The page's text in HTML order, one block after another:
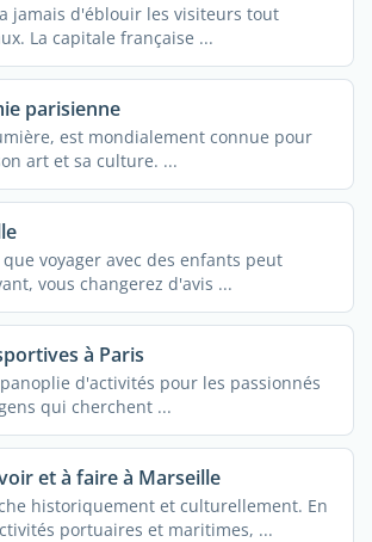
jamais d'éblouir les visiteurs tout
La capitale française ...
parisienne
est mondialement connue pour
art et sa culture. ...
voyager avec des enfants peut
vous changerez d'avis ...
à Paris
d'activités pour les passionnés
qui cherchent ...
et à faire à Marseille
historiquement et culturellement. En
portuaires et maritimes, ...